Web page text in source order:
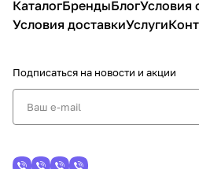
ной
отрасли
Измайлово
и!
КаталогБрендыБлогУсловия
Условия доставкиУслуги
Подписаться на новости и акции